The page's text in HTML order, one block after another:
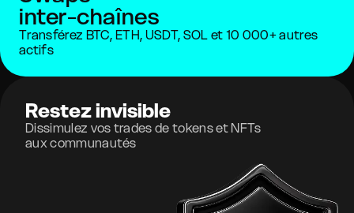
inter-chaînes
Transférez BTC, ETH, USDT, SOL et 10 000+ autres
actifs
Restez invisible
Dissimulez vos trades de tokens et NFTs
aux communautés